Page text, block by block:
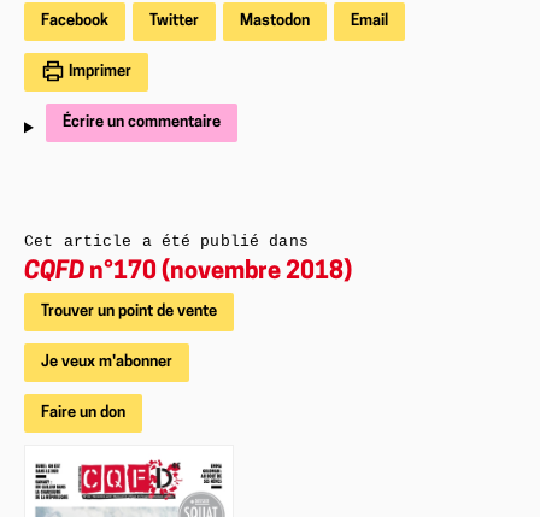
Facebook Twitter Mastodon Email
Imprimer
Écrire un commentaire
Cet article a été publié dans
CQFD n°170 (novembre 2018)
Trouver un point de vente
Je veux m'abonner
Faire un don